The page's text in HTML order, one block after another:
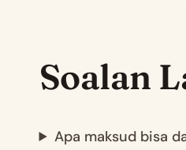
Soalan
Apa maksud bisa